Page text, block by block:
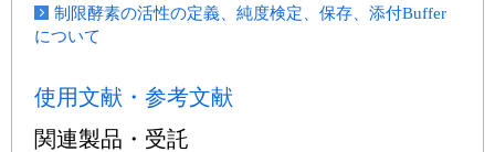
制限酵素の活性の定義、純度検定、保存、添付Buffer
について
使用文献・参考文献
関連製品・受託